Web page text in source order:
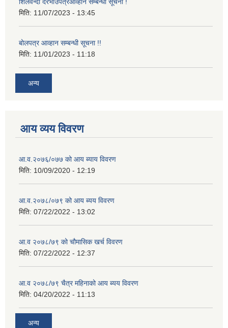
शिलवन्दी दरभाउपत्रआव्हान सम्बन्धी सूचना !
मिति: 11/07/2023 - 13:45
बोलपत्र आव्हान सम्बन्धी सूचना !!
मिति: 11/01/2023 - 11:18
अन्य
आय व्यय विवरण
आ.व.२०७६/०७७ को आय ब्याय विवरण
मिति: 10/09/2020 - 12:19
आ.व.२०७८/०७९ को आय ब्यय विवरण
मिति: 07/22/2022 - 13:02
आ.व २०७८/७९ को चौमासिक खर्च विवरण
मिति: 07/22/2022 - 12:37
आ.व २०७८/७९ चैत्र महिनाको आय ब्यय विवरण
मिति: 04/20/2022 - 11:13
अन्य